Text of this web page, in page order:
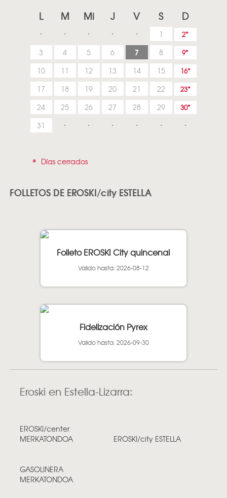
L M Mi J V S D
1 2
3 4 5 6 7 8 9
10 11 12 13 14 15 16
17 18 19 20 21 22 23
24 25 26 27 28 29 30
31
* Días cerrados
FOLLETOS DE EROSKI/city ESTELLA
Folleto EROSKI City quincenal
Valido hasta: 2026-08-12
Fidelización Pyrex
Valido hasta: 2026-09-30
Eroski en Estella-Lizarra:
EROSKI/center
MERKATONDOA
EROSKI/city ESTELLA
GASOLINERA
MERKATONDOA